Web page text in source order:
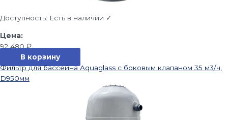
Доступность: Есть в наличии ✓
92 480₽
В корзину
Фильтр для бассейна Aquaglass с боковым клапаном 35 м3/ч,
D950мм